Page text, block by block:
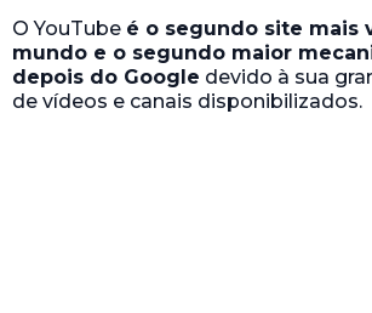
O YouTube é o segundo site mais
mundo e o segundo maior
depois do Google devido à sua
de vídeos e canais disponibilizados.